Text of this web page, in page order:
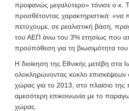
προφανώς μεγαλύτερο» τόνισε ο κ.
προσθέτοντας χαρακτηριστικά:
πετύχουμε, σε ρεαλιστική βάση,
του ΑΕΠ άνω του 3% ετησίως που
προϋπόθεση για τη βιωσιμότητα
Η διοίκηση της Εθνικής μετέβη στα
ολοκληρώνοντας κύκλο επισκέψεων
χώρας για το 2013, στο πλαίσιο της
αμεσότερη επικοινωνία με το
χώρας.